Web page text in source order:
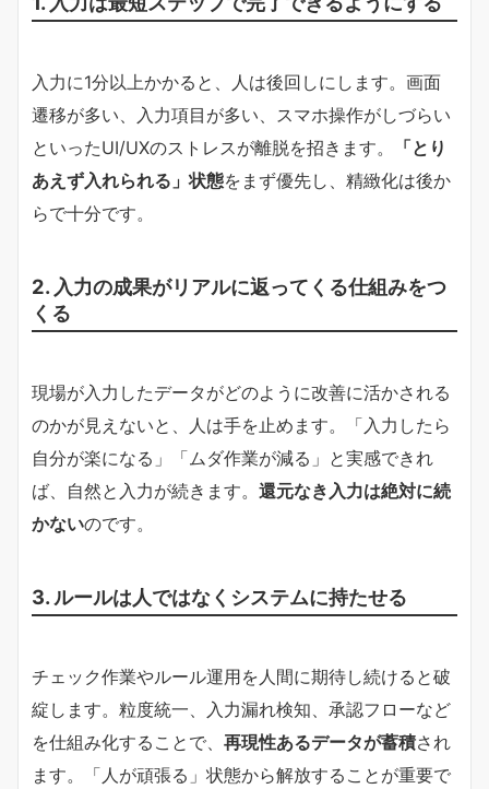
入力に1分以上かかると、人は後回しにします。画面
遷移が多い、入力項目が多い、スマホ操作がしづらい
といったUI/UXのストレスが離脱を招きます。
「とり
あえず入れられる」状態をまず優先し、精緻化は後か
らで十分です。
2. 入力の成果がリアルに返ってくる仕組みをつ
くる
現場が入力したデータがどのように改善に活かされる
のかが見えないと、人は手を止めます。「入力したら
自分が楽になる」「ムダ作業が減る」と実感できれ
ば、自然と入力が続きます。 還元なき入力は絶対に続
かないのです。
3. ルールは人ではなくシステムに持たせる
チェック作業やルール運用を人間に期待し続けると破
綻します。粒度統一、入力漏れ検知、承認フローなど
を仕組み化することで、 再現性あるデータが蓄積され
ます。「人が頑張る」状態から解放することが重要で